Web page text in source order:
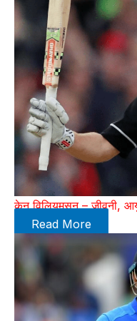
केन विलियमसन – जीवनी,
Read More